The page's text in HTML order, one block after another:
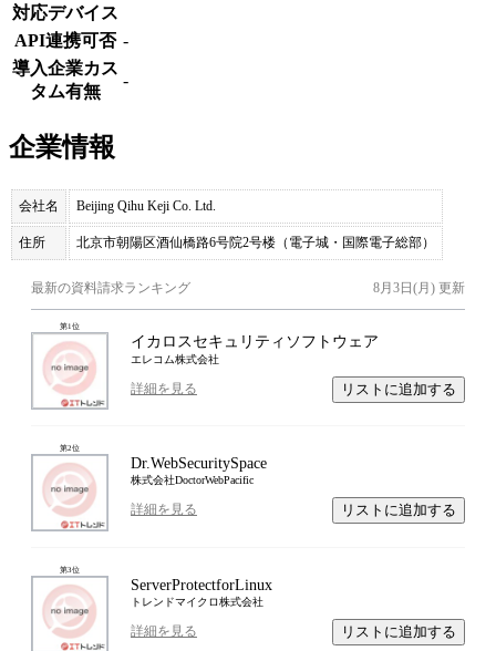
対応デバイス
API連携可否 -
導入企業カス
タム有無
-
企業情報
会社名 Beijing Qihu Keji Co. Ltd.
住所 北京市朝陽区酒仙橋路6号院2号楼（電子城・国際電子総部）
最新の資料請求ランキング 8月3日(月) 更新
第1位
イカロスセキュリティソフトウェア
エレコム株式会社
詳細を見る リストに追加する
第2位
Dr.WebSecuritySpace
株式会社DoctorWebPacific
詳細を見る リストに追加する
第3位
ServerProtectforLinux
トレンドマイクロ株式会社
詳細を見る リストに追加する